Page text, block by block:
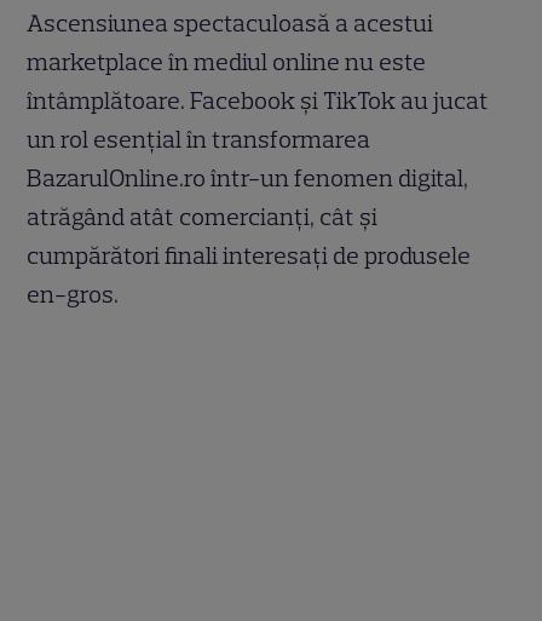
Ascensiunea spectaculoasă a acestui
marketplace în mediul online nu este
întâmplătoare. Facebook și TikTok au jucat
un rol esențial în transformarea
BazarulOnline.ro într-un fenomen digital,
atrăgând atât comercianți, cât și
cumpărători finali interesați de produsele
en-gros.